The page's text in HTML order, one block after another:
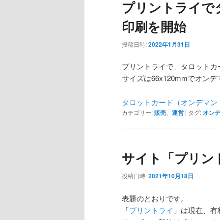
プリントライ
印刷を開始
投稿日時:2022年1月31日
プリントライで、タロット
サイズは66x120mmでオン
タロットカード（オンデマ
カテゴリー:販売 運営 | タグ:オン
サイト「プリン
投稿日時:2021年10月18日
表題のとおりです。
「プリントライ 」は現在、